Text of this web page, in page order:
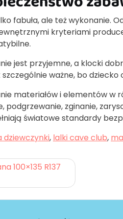
fabuła, ale też wykonanie.
kryteriami
jest przyjemne, a klocki
ważne, bo dziecko
materiałów i elementów w
podgrzewanie, zginanie,
światowe standardy
dziewczynki, lalki cave club,
100×135 R137